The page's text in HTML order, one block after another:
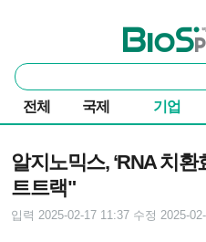
바이오스펙테
통
합
검
색
전체 국제 기업
알지노믹스, ‘RNA 치
트트랙"
입력 2025-02-17 11:37 수정 2025-